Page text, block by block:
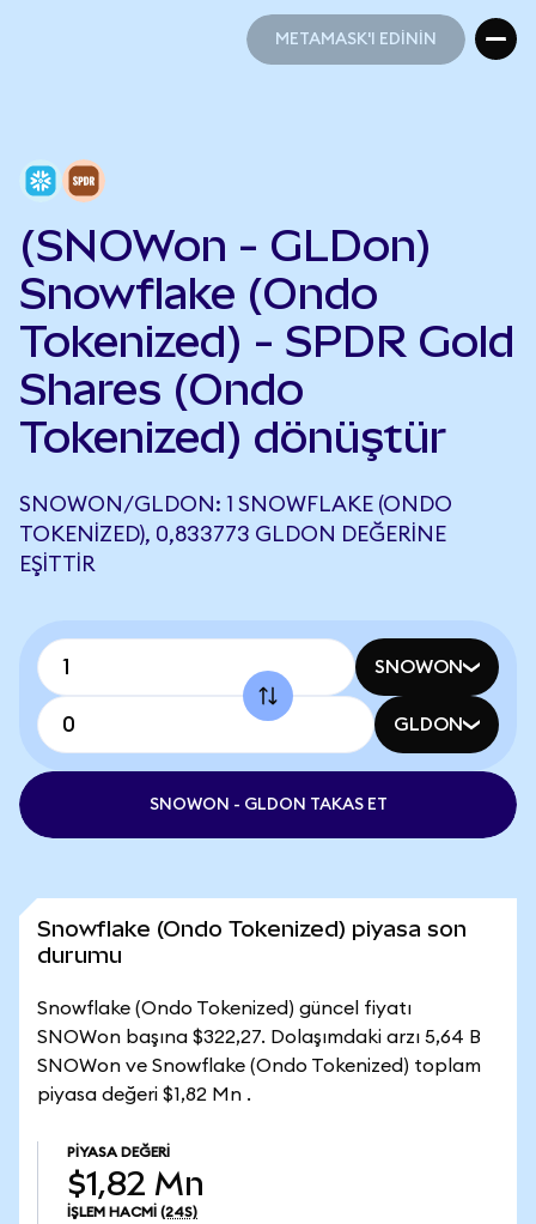
METAMASK'I EDİNİN
(SNOWon - GLDon)
Snowflake (Ondo
Tokenized) - SPDR Gold
Shares (Ondo
Tokenized) dönüştür
SNOWON/GLDON: 1 SNOWFLAKE (ONDO
TOKENIZED), 0,833773 GLDON DEĞERINE
EŞITTIR
SNOWON
GLDON
SNOWON - GLDON TAKAS ET
Snowflake (Ondo Tokenized) piyasa son
durumu
Snowflake (Ondo Tokenized) güncel fiyatı
SNOWon başına $322,27. Dolaşımdaki arzı 5,64 B
SNOWon ve Snowflake (Ondo Tokenized) toplam
piyasa değeri $1,82 Mn .
PIYASA DEĞERI
$1,82 Mn
İŞLEM HACMI (24S)